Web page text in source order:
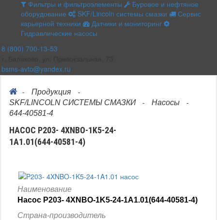
Фильтры и фильтроэлементы
Буровое и нефтяное
оборудование
SKF/Lincoln системы смазки
Сервис
карьерной техники
Датчики и мониторинг
Гидравлические насосы
8 (800) 700-13-53
bsms-avto@yandex.ru
- Продукция -
SKF/LINCOLN СИСТЕМЫ СМАЗКИ - Насосы -
644-40581-4
НАСОС P203- 4XNBO-1K5-24-
1A1.01(644-40581-4)
Наименование
Насос P203- 4XNBO-1K5-24-1A1.01(644-40581-4)
Страна-производитель